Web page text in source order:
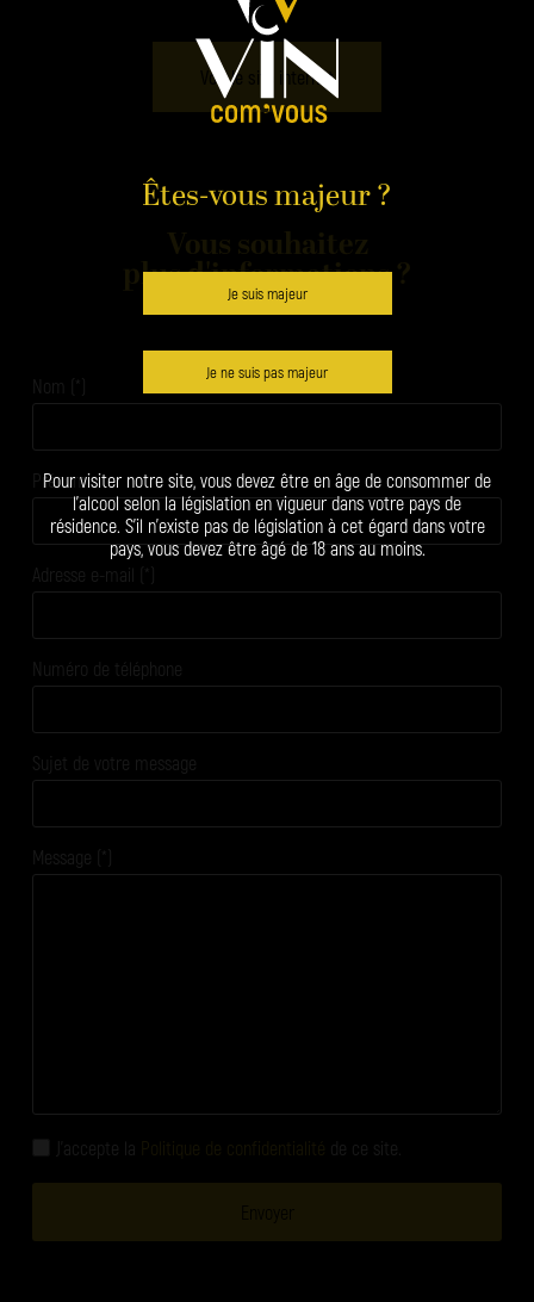
Êtes-vous majeur ?
Je suis majeur
Je ne suis pas majeur
Pour visiter notre site, vous devez être en âge de consommer de
l’alcool selon la législation en vigueur dans votre pays de
résidence. S’il n’existe pas de législation à cet égard dans votre
pays, vous devez être âgé de 18 ans au moins.
Voir le site internet
plus d'informations ?
Nom (*)
Prénom
Adresse e-mail (*)
Numéro de téléphone
Sujet de votre message
Message (*)
J'accepte la de ce site.